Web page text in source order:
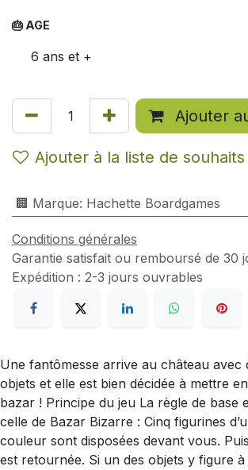
🎂 AGE
6 ans et +
Ajouter
Ajouter à la liste de souhaits
🏢 Marque: Hachette Boardgames
Conditions générales
Garantie satisfait ou remboursé de 30
Expédition : 2-3 jours ouvrables
Une fantômesse arrive au château avec
objets et elle est bien décidée à mettre
bazar ! Principe du jeu La règle de base
celle de Bazar Bizarre : Cinq figurines
couleur sont disposées devant vous.
est retournée. Si un des objets y figure à